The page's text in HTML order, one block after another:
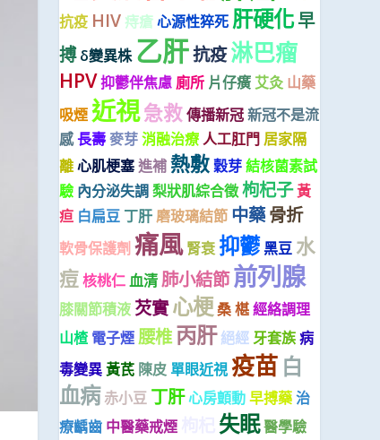
抗疫 HIV痔瘡心源性猝死 肝硬化早
搏 δ變異株 乙肝抗疫淋巴瘤
HPV抑鬱伴焦慮 廁所 片仔癀 艾灸 山藥
吸煙近視急救傳播新冠新冠不是流
感長壽麥芽消融治療人工肛門 居家隔
離心肌梗塞進補熱敷穀芽結核菌素試
驗 內分泌失調梨狀肌綜合徵枸杞子黃
疸 白扁豆 丁肝 磨玻璃結節 中藥骨折
軟骨保護劑 痛風 腎衰 抑鬱黑豆 水
痘核桃仁血清肺小結節前列腺
膝關節積液 芡實心梗桑 椹經絡調理
山楂 電子煙 腰椎丙肝 絕經牙套族病
毒變異黃芪 陳皮 單眼近視疫苗 白
血病 赤小豆 丁肝心房顫動早搏藥治
療齲齒 中醫藥戒煙 失眠醫學驗